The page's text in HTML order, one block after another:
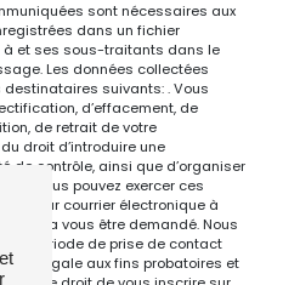
sont nécessaires aux
dans un fichier
à et ses sous-traitants dans le
Les données collectées
suivants: . Vous
d’effacement, de
de retrait de votre
droit d’introduire une
de contrôle, ainsi que d’organiser
Vous pouvez exercer ces
ou par courrier électronique à
pourra vous être demandé. Nous
la période de prise de contact
légale aux fins probatoires et